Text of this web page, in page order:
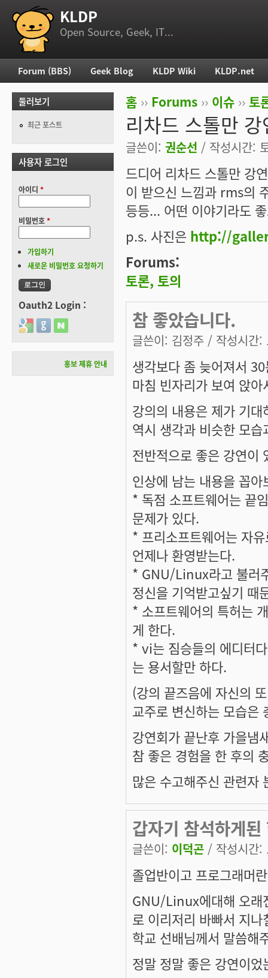
부 메뉴 KLDP
Open Source, Geek, IT...
현재 위치
홈 ›› Forums ›› 이슈 ›› 토
리차드 스톨만
글쓴이: 권순선 / 작성시간:
드디어 리차드 스톨만 강
이 받으신 느낌과 rms의
등등... 어떤 이야기라도
p.s. 사진은 http://
Forums:
토론, 토의
참 좋았습니다.
글쓴이: 김정주 / 작성시간
생각보다 좀 늦어져서
마침 빈자리가 보여 앉
강의의 내용은 제가 기
역시 생각과 비슷한 모
전반적으로 좋은 강연이
인상에 남는 내용을 꼽아
* 독점 소프트웨어는 끝
문제가 있다.
* 프리소프트웨어는 자
언제나 환영받는다.
* GNU/Linux라고 불러
정신을 기억받고싶기 때
* 소프트웨어의 특허는
게 한다.
* vi는 짐승들의 에디터
는 용서할만 하다.
(강의 끝즈음에 자신의
교주로 변신하는 모습은
강연회가 끝난후 가을냄
참 좋은 경험을 한 후의
많은 수고해주신 관련자
갑자기 참석하게
글쓴이: 이덕곤 / 작성시간
졸업반이고 프로그래머
GNU/Linux에대해 오래
로 이리저리 바빠서 지나
학교 선배님께서 말씀해
정말 정말 좋은 강연이
주 메뉴
Forum (BBS) Geek Blog KLDP Wiki KLDP.net
둘러보기
최근 포스트
사용자 로그인
아이디 *
비밀번호*
가입하기
새로운 비밀번호 요청하기
Oauth2 Login :
Login with Google
Login with GitHub
Login with Naver
홍보 제휴 안내